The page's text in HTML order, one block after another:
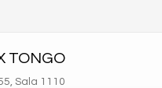
TONGO
Sala 1110